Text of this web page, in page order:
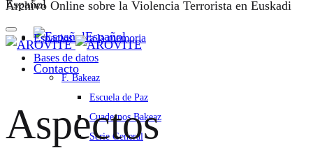
Español
Español
Contacto
Archivo Online sobre la Violencia Terrorista en Euskadi
Espacios para la memoria
Bases de datos
F. Bakeaz
Escuela de Paz
Cuadernos Bakeaz
Serie General
Aspectos